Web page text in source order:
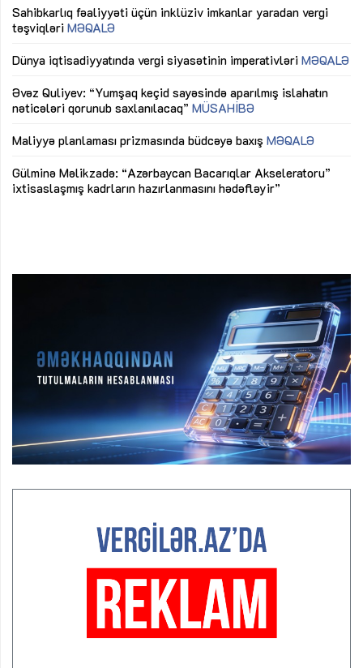
Sahibkarlıq fəaliyyəti üçün inklüziv imkanlar yaradan vergi
təşviqləri MƏQALƏ
Dünya iqtisadiyyatında vergi siyasətinin imperativləri MƏQALƏ
Əvəz Quliyev: “Yumşaq keçid sayəsində aparılmış islahatın
nəticələri qorunub saxlanılacaq” MÜSAHİBƏ
Maliyyə planlaması prizmasında büdcəyə baxış MƏQALƏ
Gülminə Məlikzadə: “Azərbaycan Bacarıqlar Akseleratoru”
ixtisaslaşmış kadrların hazırlanmasını hədəfləyir”